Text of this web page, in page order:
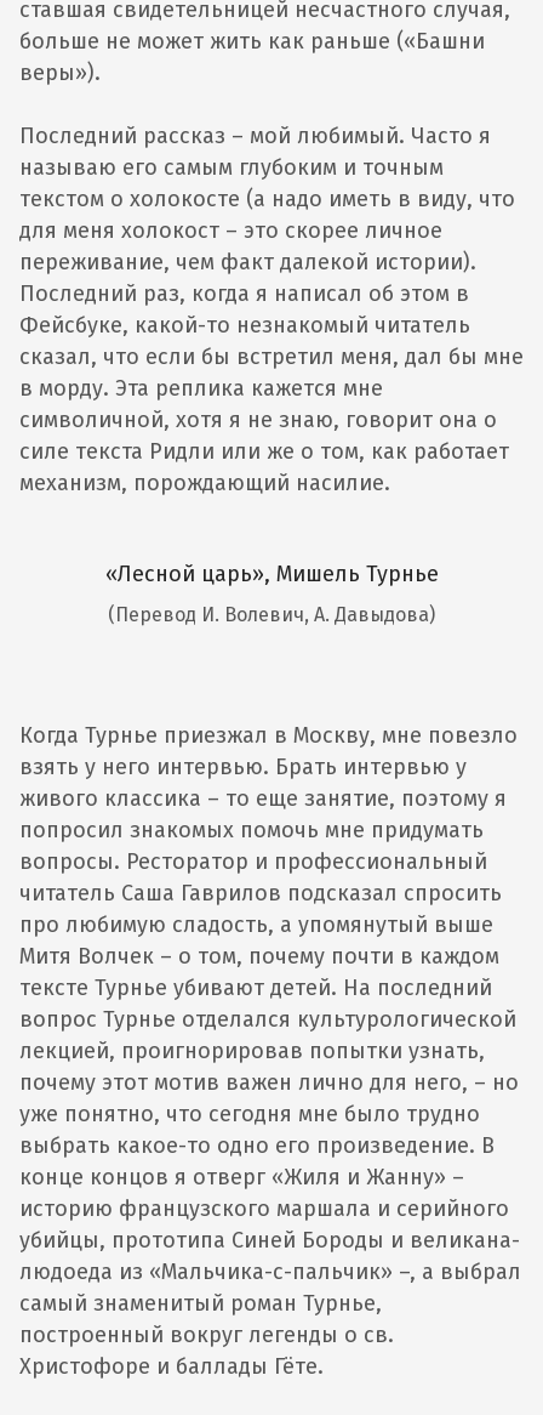
ставшая свидетельницей несчастного случая,
больше не может жить как раньше («Башни
веры»).
Последний рассказ – мой любимый. Часто я
называю его самым глубоким и точным
текстом о холокосте (а надо иметь в виду, что
для меня холокост – это скорее личное
переживание, чем факт далекой истории).
Последний раз, когда я написал об этом в
Фейсбуке, какой-то незнакомый читатель
сказал, что если бы встретил меня, дал бы мне
в морду. Эта реплика кажется мне
символичной, хотя я не знаю, говорит она о
силе текста Ридли или же о том, как работает
механизм, порождающий насилие.
«Лесной царь», Мишель Турнье
(Перевод И. Волевич, А. Давыдова)
Когда Турнье приезжал в Москву, мне повезло
взять у него интервью. Брать интервью у
живого классика – то еще занятие, поэтому я
попросил знакомых помочь мне придумать
вопросы. Ресторатор и профессиональный
читатель Саша Гаврилов подсказал спросить
про любимую сладость, а упомянутый выше
Митя Волчек – о том, почему почти в каждом
тексте Турнье убивают детей. На последний
вопрос Турнье отделался культурологической
лекцией, проигнорировав попытки узнать,
почему этот мотив важен лично для него, – но
уже понятно, что сегодня мне было трудно
выбрать какое-то одно его произведение. В
конце концов я отверг «Жиля и Жанну» –
историю французского маршала и серийного
убийцы, прототипа Синей Бороды и великана-
людоеда из «Мальчика-с-пальчик» –, а выбрал
самый знаменитый роман Турнье,
построенный вокруг легенды о св.
Христофоре и баллады Гёте.